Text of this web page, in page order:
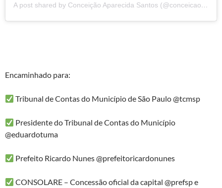
A post shared by Conceição Aparecida Santos (@conceicao.a.santos)
Encaminhado para:
Tribunal de Contas do Município de São Paulo @tcmsp
Presidente do Tribunal de Contas do Município
@eduardotuma
Prefeito Ricardo Nunes @prefeitoricardonunes
CONSOLARE – Concessão oficial da capital @prefsp e